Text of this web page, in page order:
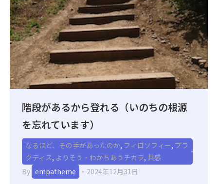
階段があるから登れる（いのちの根源
を忘れています）
なるほど、その手があったのか, フィロソフィー, プラ
クティス, よりそう・わかちあうチカラ, 共感
By empatheme 2024年12月31日